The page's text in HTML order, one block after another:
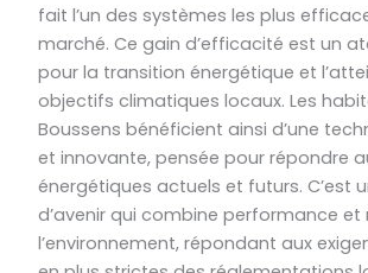
fait l’un des systèmes les plus
marché. Ce gain d’efficacité est un
pour la transition énergétique et
objectifs climatiques locaux. Les
Boussens bénéficient ainsi d’une
et innovante, pensée pour répondre
énergétiques actuels et futurs. C’est
d’avenir qui combine performance et
l’environnement, répondant aux